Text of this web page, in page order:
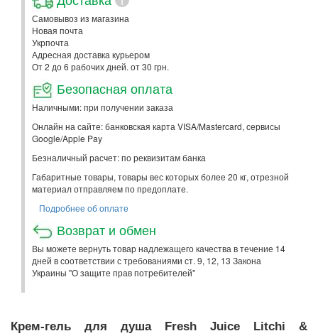
Самовывоз из магазина
Новая почта
Укрпочта
Адресная доставка курьером
От 2 до 6 рабочих дней. от 30 грн.
Безопасная оплата
Наличными: при получении заказа
Онлайн на сайте: банковская карта VISA/Mastercard, сервисы
Google/Apple Pay
Безналичный расчет: по реквизитам банка
Габаритные товары, товары вес которых более 20 кг, отрезной
материал отправляем по предоплате.
Подробнее об оплате
Возврат и обмен
Вы можете вернуть товар надлежащего качества в течение 14
дней в соответствии с требованиями ст. 9, 12, 13 Закона
Украины "О защите прав потребителей"
Крем-гель для душа Fresh Juice Litchi &